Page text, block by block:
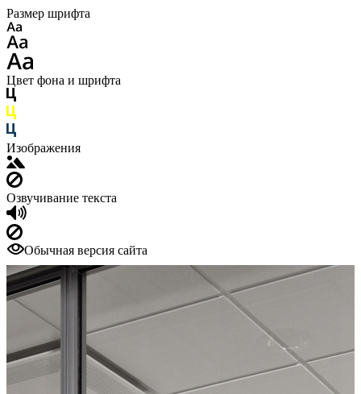
Размер шрифта
Цвет фона и шрифта
Изображения
Озвучивание текста
Обычная версия сайта